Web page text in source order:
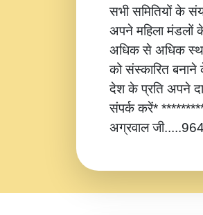
सभी समितियों के
अपने महिला मंडलों
अधिक से अधिक
को संस्कारित
देश के प्रति अपने
संपर्क करें*
अग्रवाल